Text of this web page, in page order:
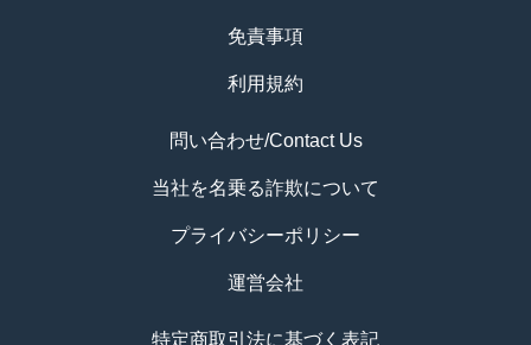
免責事項
利用規約
問い合わせ/Contact Us
当社を名乗る詐欺について
プライバシーポリシー
運営会社
特定商取引法に基づく表記